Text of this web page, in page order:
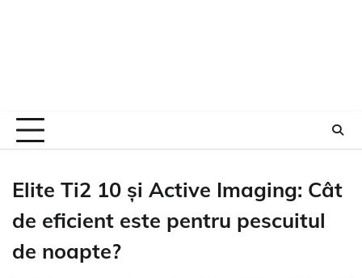
Elite Ti2 10 și Active Imaging: Cât
de eficient este pentru pescuitul
de noapte?